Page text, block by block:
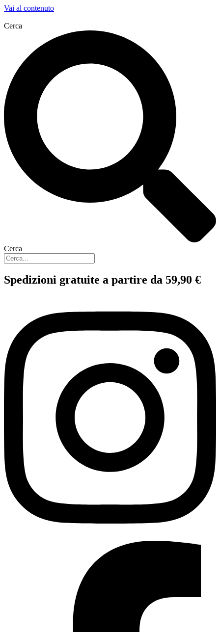
Vai al contenuto
Cerca
Cerca
Spedizioni gratuite a partire da 59,90 €